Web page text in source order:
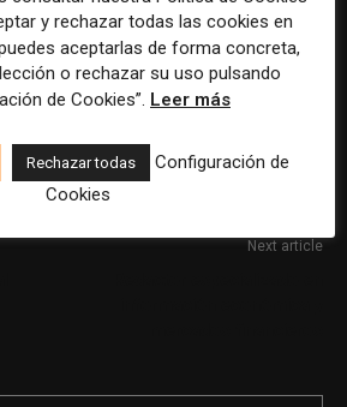
de la información de estas
con la asistencia de herramientas
siempre bajo supervisión
Next article
y rechazar todas las cookies en
aceptarlas de forma concreta,
o rechazar su uso pulsando
de Cookies”. Leer más
Rechazar todas
Configuración de
Cookies